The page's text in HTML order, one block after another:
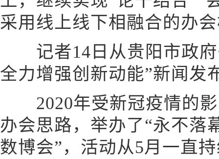
采用线上线下相融合的办
记者14日从贵阳市政府
全力增强创新动能”新闻发
2020年受新冠疫情的影
办会思路，举办了“永不
数博会”，活动从5月一直